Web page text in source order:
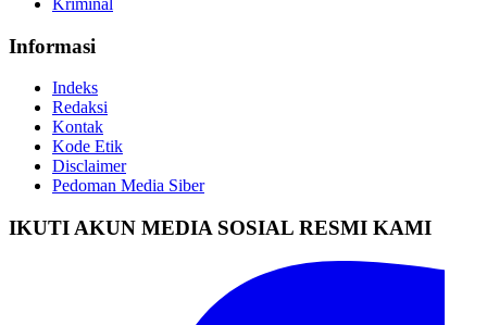
Informasi
Indeks
Redaksi
Kontak
Kode Etik
Disclaimer
Pedoman Media Siber
IKUTI AKUN MEDIA SOSIAL RESMI KAMI